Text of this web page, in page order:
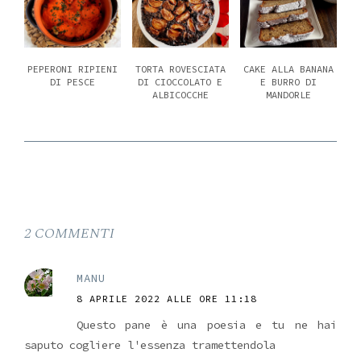
PEPERONI RIPIENI
DI PESCE
TORTA ROVESCIATA
DI CIOCCOLATO E
ALBICOCCHE
CAKE ALLA BANANA
E BURRO DI
MANDORLE
2 COMMENTI
MANU
8 APRILE 2022 ALLE ORE 11:18
Questo pane è una poesia e tu ne hai
saputo cogliere l'essenza tramettendola